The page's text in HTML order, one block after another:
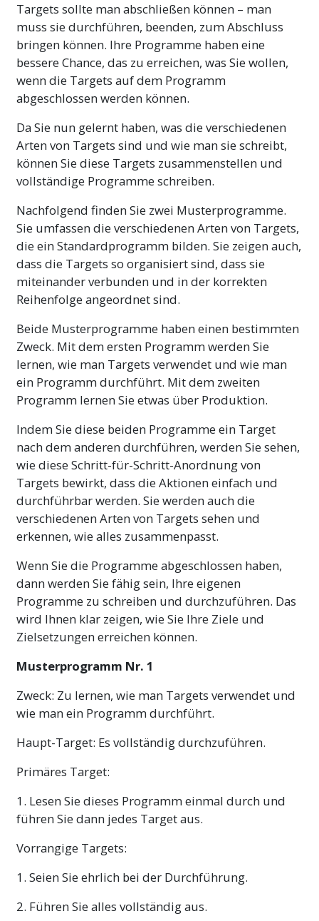
Targets sollte man abschließen können – man
muss sie durchführen, beenden, zum Abschluss
bringen können. Ihre Programme haben eine
bessere Chance, das zu erreichen, was Sie wollen,
wenn die Targets auf dem Programm
abgeschlossen werden können.
Da Sie nun gelernt haben, was die verschiedenen
Arten von Targets sind und wie man sie schreibt,
können Sie diese Targets zusammenstellen und
vollständige Programme schreiben.
Nachfolgend finden Sie zwei Musterprogramme.
Sie umfassen die verschiedenen Arten von Targets,
die ein Standardprogramm bilden. Sie zeigen auch,
dass die Targets so organisiert sind, dass sie
miteinander verbunden und in der korrekten
Reihenfolge angeordnet sind.
Beide Musterprogramme haben einen bestimmten
Zweck. Mit dem ersten Programm werden Sie
lernen, wie man Targets verwendet und wie man
ein Programm durchführt. Mit dem zweiten
Programm lernen Sie etwas über Produktion.
Indem Sie diese beiden Programme ein Target
nach dem anderen durchführen, werden Sie sehen,
wie dieseSchritt-für-Schritt-Anordnung von
Targets bewirkt, dass die Aktionen einfach und
durchführbar werden. Sie werden auch die
verschiedenen Arten von Targets sehen und
erkennen, wie alles zusammenpasst.
Wenn Sie die Programme abgeschlossen haben,
dann werden Sie fähig sein, Ihre eigenen
Programme zu schreiben und durchzuführen. Das
wird Ihnen klar zeigen, wie Sie Ihre Ziele und
Zielsetzungen erreichen können.
Musterprogramm Nr. 1
Zweck: Zu lernen, wie man Targets verwendet und
wie man ein Programm durchführt.
Haupt-Target: Es vollständig durchzuführen.
Primäres Target:
1. Lesen Sie dieses Programm einmal durch und
führen Sie dann jedes Target aus.
Vorrangige Targets:
1. Seien Sie ehrlich bei der Durchführung.
2. Führen Sie alles vollständig aus.